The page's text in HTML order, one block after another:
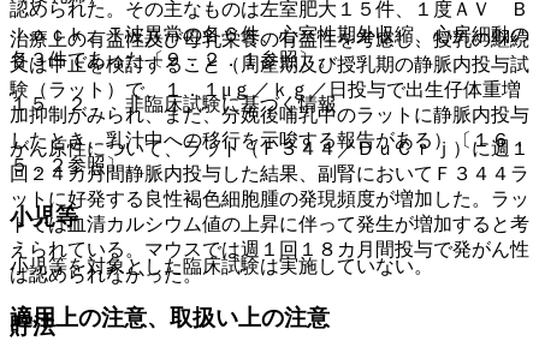
認められた。その主なものは左室肥大１５件、１度ＡＶ Ｂ
ｌｏｃｋ、Ｔ波異常の各６件、心室性期外収縮、心房細動の
各３件であった〔９．２．１参照〕。
１５．２． 非臨床試験に基づく情報
がん原性について、ラット（Ｆ３４４／ＤｕＣｒｊ）に週１
回２４カ月間静脈内投与した結果、副腎においてＦ３４４ラ
ットに好発する良性褐色細胞腫の発現頻度が増加した。ラッ
トでは血清カルシウム値の上昇に伴って発生が増加すると考
えられている。マウスでは週１回１８カ月間投与で発がん性
は認められなかった。
貯法
治療上の有益性及び母乳栄養の有益性を考慮し、授乳の継続
又は中止を検討すること（周産期及び授乳期の静脈内投与試
験（ラット）で、１．１μｇ／ｋｇ／日投与で出生仔体重増
加抑制がみられ、また、分娩後哺乳中のラットに静脈内投与
したとき、乳汁中への移行を示唆する報告がある）〔１６．
５．２参照〕。
小児等
小児等を対象とした臨床試験は実施していない。
適用上の注意、取扱い上の注意